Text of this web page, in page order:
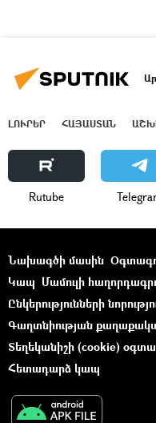
ԼՈՒՐԵՐ ՀԱՅԱՍՏԱՆ
Rutube
Նախագծի մասին
Կապ Մամուլի
Ընկերությունների
Գաղտնիության
Տեղեկանիշի (cookie)
Հետադարձ կապ